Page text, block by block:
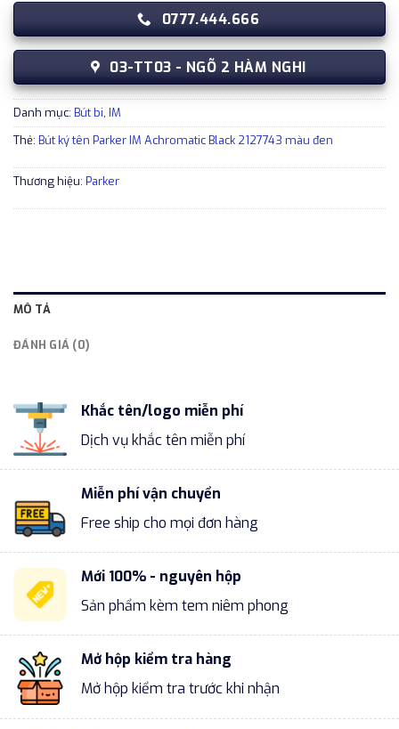
0777.444.666
03-TT03 - NGÕ 2 HÀM NGHI
Danh mục: Bút bi, IM
Thẻ: Bút ký tên Parker IM Achromatic Black 2127743 màu đen
Thương hiệu: Parker
MÔ TẢ
ĐÁNH GIÁ (0)
Khắc tên/logo miễn phí
Dịch vụ khắc tên miễn phí
Miễn phí vận chuyển
Free ship cho mọi đơn hàng
Mới 100% - nguyên hộp
Sản phẩm kèm tem niêm phong
Mở hộp kiểm tra hàng
Mở hộp kiểm tra trước khi nhận